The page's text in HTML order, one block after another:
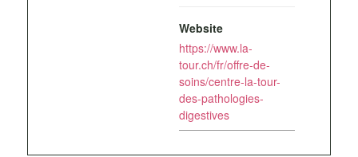
Website
https://www.la-
tour.ch/fr/offre-de-
soins/centre-la-tour-
des-pathologies-
digestives